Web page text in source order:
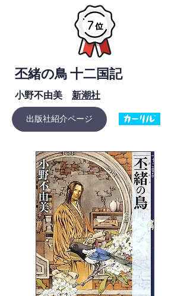
丕緒の鳥 十二国記
小野不由美 新潮社
出版社紹介ページ